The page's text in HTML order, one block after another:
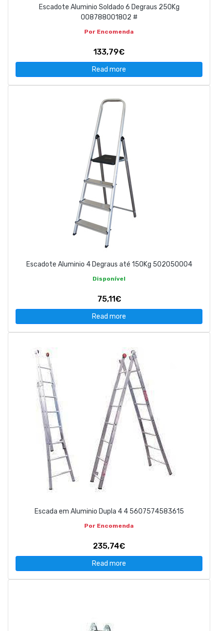
Escadote Aluminio Soldado 6 Degraus 250Kg
008788001802 #
Por Encomenda
133,79€
Read more
Escadote Aluminio 4 Degraus até 150Kg 502050004
Disponível
75,11€
Read more
Escada em Aluminio Dupla 4 4 5607574583615
Por Encomenda
235,74€
Read more